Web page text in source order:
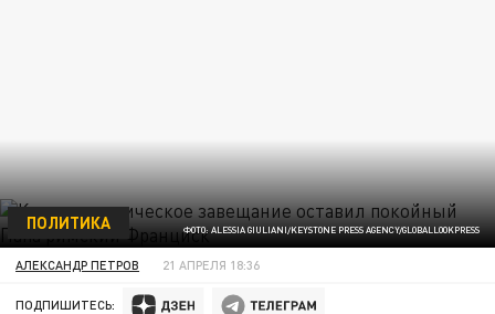
ФОТО: ALESSIA GIULIANI/KEYSTONE PRESS AGENCY/GLOBALLOOKPRESS
ПОЛИТИКА
АЛЕКСАНДР ПЕТРОВ 21 АПРЕЛЯ 18:36
ПОДПИШИТЕСЬ: